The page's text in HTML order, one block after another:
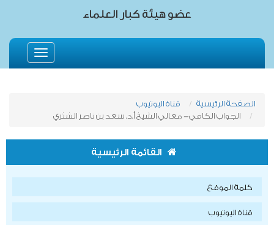
عضو هيئة كبار العلماء
Toggle
navigation
الصفحة الرئيسية
قناة اليوتيوب
الجواب الكافي- معالي الشيخ أ.د. سعد بن ناصر الشثري
القائمة الرئيسية
كلمة الموقع
قناة اليوتيوب